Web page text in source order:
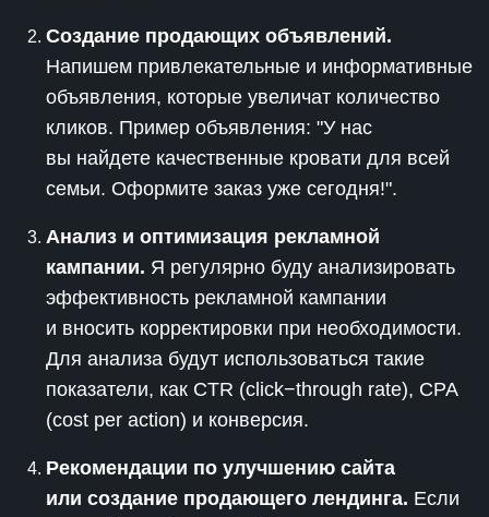
Создание продающих объявлений.
Напишем привлекательные и информативные
объявления, которые увеличат количество
кликов. Пример объявления: "У нас
вы найдете качественные кровати для всей
семьи. Оформите заказ уже сегодня!".
Анализ и оптимизация рекламной
кампании. Я регулярно буду анализировать
эффективность рекламной кампании
и вносить корректировки при необходимости.
Для анализа будут использоваться такие
показатели, как CTR (click−through rate), CPA
(cost per action) и конверсия.
Рекомендации по улучшению сайта
или создание продающего лендинга. Если